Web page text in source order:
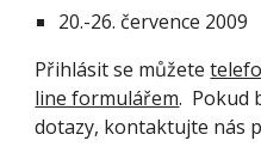
20.-26. července 2009
Přihlásit se můžete
line formulářem.  Pokud
dotazy, kontaktujte nás